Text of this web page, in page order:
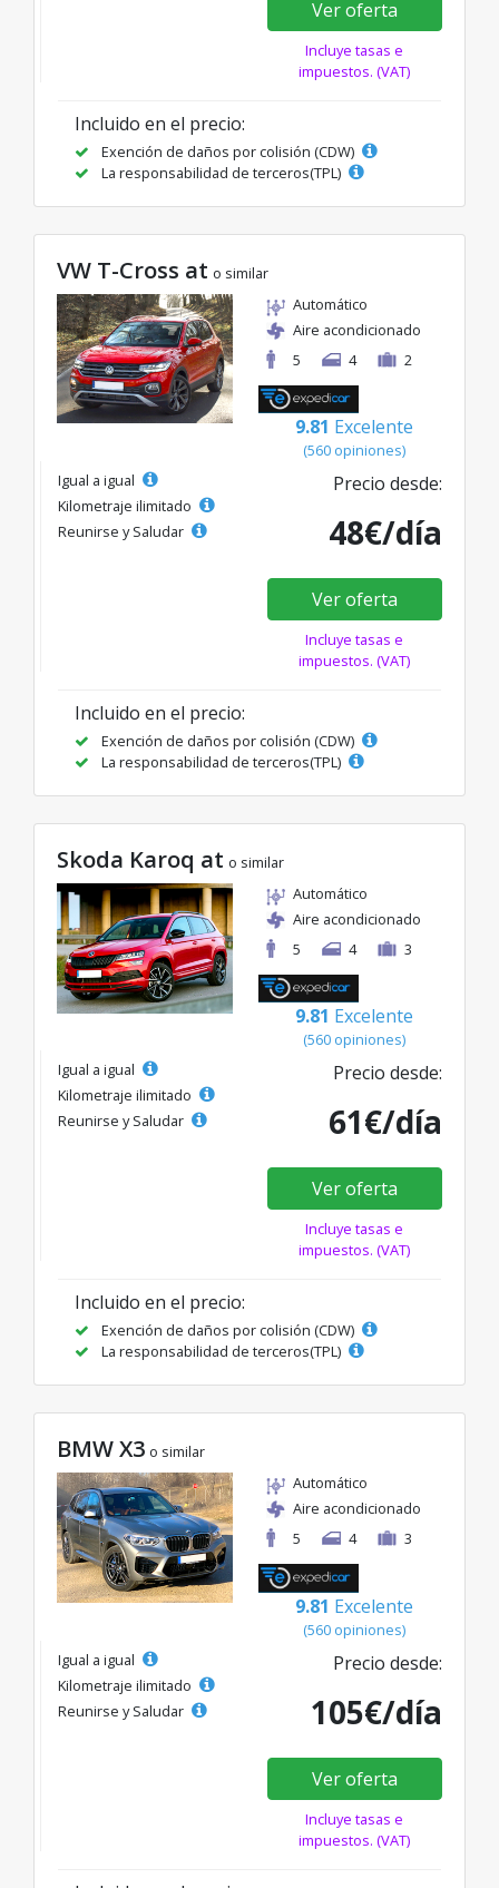
Ver oferta
Incluye tasas e
impuestos. (VAT)
Incluido en el precio:
Exención de daños por colisión (CDW)
La responsabilidad de terceros(TPL)
VW T-Cross at o similar
Automático
Aire acondicionado
5
4 2
9.81 Excelente
(560 opiniones)
Igual a igual
Kilometraje ilimitado
Reunirse y Saludar
Precio desde:
48€/día
Ver oferta
Incluye tasas e
impuestos. (VAT)
Incluido en el precio:
Exención de daños por colisión (CDW)
La responsabilidad de terceros(TPL)
Skoda Karoq at o similar
Automático
Aire acondicionado
5
4 3
9.81 Excelente
(560 opiniones)
Igual a igual
Kilometraje ilimitado
Reunirse y Saludar
Precio desde:
61€/día
Ver oferta
Incluye tasas e
impuestos. (VAT)
Incluido en el precio:
Exención de daños por colisión (CDW)
La responsabilidad de terceros(TPL)
BMW X3 o similar
Automático
Aire acondicionado
5
4 3
9.81 Excelente
(560 opiniones)
Igual a igual
Kilometraje ilimitado
Reunirse y Saludar
Precio desde:
105€/día
Ver oferta
Incluye tasas e
impuestos. (VAT)